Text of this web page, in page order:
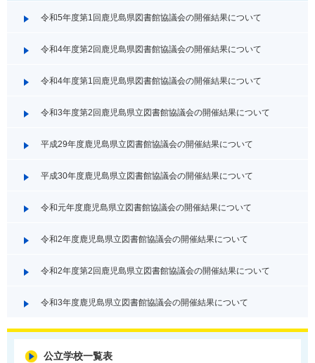
令和5年度第1回鹿児島県図書館協議会の開催結果について
令和4年度第2回鹿児島県図書館協議会の開催結果について
令和4年度第1回鹿児島県図書館協議会の開催結果について
令和3年度第2回鹿児島県立図書館協議会の開催結果について
平成29年度鹿児島県立図書館協議会の開催結果について
平成30年度鹿児島県立図書館協議会の開催結果について
令和元年度鹿児島県立図書館協議会の開催結果について
令和2年度鹿児島県立図書館協議会の開催結果について
令和2年度第2回鹿児島県立図書館協議会の開催結果について
令和3年度鹿児島県立図書館協議会の開催結果について
公立学校一覧表